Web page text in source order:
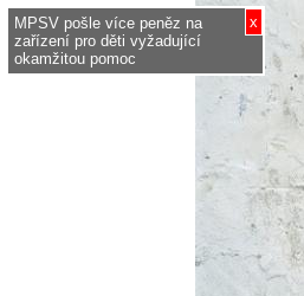
x
MPSV pošle více peněz na
zařízení pro děti vyžadující
okamžitou pomoc